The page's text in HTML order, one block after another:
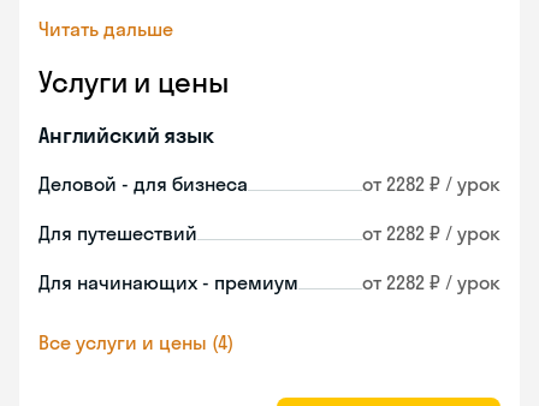
Читать дальше
Услуги и цены
Английский язык
Деловой - для бизнеса от 2282 ₽ / урок
Для путешествий от 2282 ₽ / урок
Для начинающих - премиум от 2282 ₽ / урок
Все услуги и цены (4)